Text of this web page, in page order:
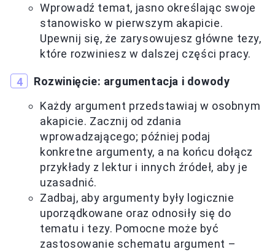
Wprowadź temat, jasno określając swoje
stanowisko w pierwszym akapicie.
Upewnij się, że zarysowujesz główne tezy,
które rozwiniesz w dalszej części pracy.
Rozwinięcie: argumentacja i dowody
Każdy argument przedstawiaj w osobnym
akapicie. Zacznij od zdania
wprowadzającego; później podaj
konkretne argumenty, a na końcu dołącz
przykłady z lektur i innych źródeł, aby je
uzasadnić.
Zadbaj, aby argumenty były logicznie
uporządkowane oraz odnosiły się do
tematu i tezy. Pomocne może być
zastosowanie schematu argument –